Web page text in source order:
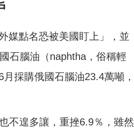
媒點名恐被美國盯上」，並
石腦油 （naphtha，俗稱輕
採購俄國石腦油23.4萬噸，
不遑多讓，重挫6.9％，雖然